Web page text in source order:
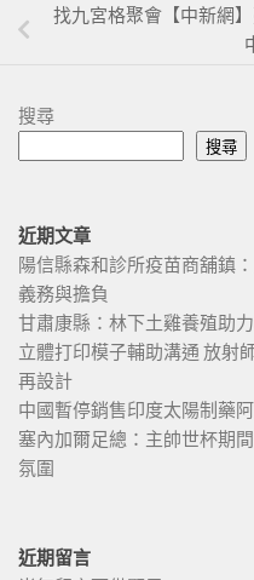
找九宮格聚會【中新網
搜尋
搜尋
近期文章
陽信縣森和診所疫苗商舖鎮
義務與擔負
甘肅康縣：林下土雞養殖助
立體打印模子輔助溝通 放射
再設計
中國暫停銷售印度太陽制藥
塞內加爾足總：主帥世杯期
氛圍
近期留言